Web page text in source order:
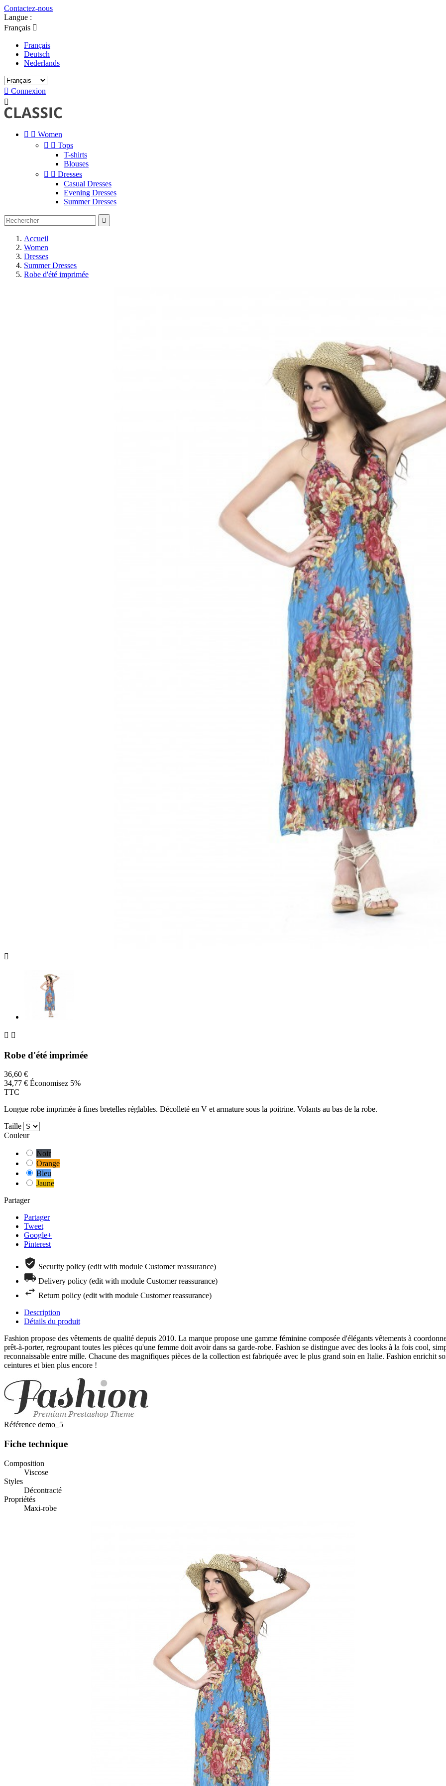
Contactez-nous
Langue :
Français 
Français
Deutsch
Nederlands
 Connexion

  Women
  Tops
T-shirts
Blouses
  Dresses
Casual Dresses
Evening Dresses
Summer Dresses

Accueil
Women
Dresses
Summer Dresses
Robe d'été imprimée

 
Robe d'été imprimée
36,60 €
34,77 € Économisez 5%
TTC
Longue robe imprimée à fines bretelles réglables. Décolleté en V et armature sous la poitrine. Volants au bas de la robe.
Taille
Couleur
Noir
Orange
Bleu
Jaune
Partager
Partager
Tweet
Google+
Pinterest
Security policy (edit with module Customer reassurance)
Delivery policy (edit with module Customer reassurance)
Return policy (edit with module Customer reassurance)
Description
Détails du produit
Fashion propose des vêtements de qualité depuis 2010. La marque propose une gamme féminine composée d'élégants vêtements à
prêt-à-porter, regroupant toutes les pièces qu'une femme doit avoir dans sa garde-robe. Fashion se distingue avec des looks à la fois cool,
reconnaissable entre mille. Chacune des magnifiques pièces de la collection est fabriquée avec le plus grand soin en Italie. Fashion enrichit
ceintures et bien plus encore !
Référence demo_5
Fiche technique
Composition
Viscose
Styles
Décontracté
Propriétés
Maxi-robe